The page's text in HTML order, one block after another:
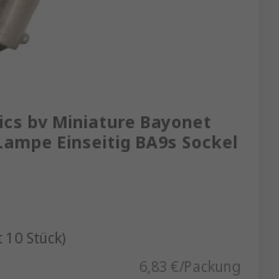
bv Miniature Bayonet
Einseitig BA9s Sockel
Stück)
6,83 €/Packung